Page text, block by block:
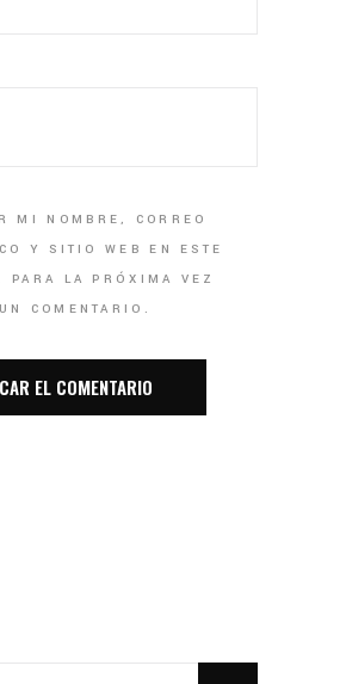
MI NOMBRE, CORREO
Y SITIO WEB EN ESTE
PARA LA PRÓXIMA VEZ
COMENTARIO.